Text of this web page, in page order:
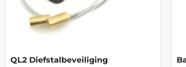
QL2 Diefstalbeveiliging